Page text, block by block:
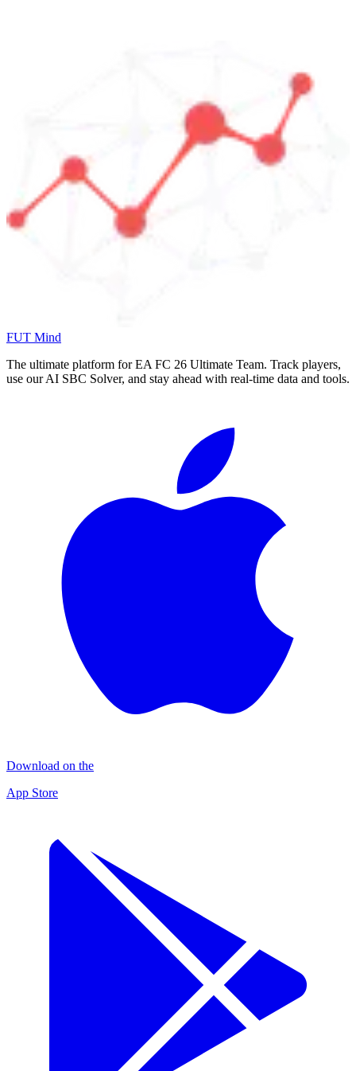
FUT Mind
The ultimate platform for EA FC 26 Ultimate Team. Track players,
use our AI SBC Solver, and stay ahead with real-time data and tools.
Download on the
App Store